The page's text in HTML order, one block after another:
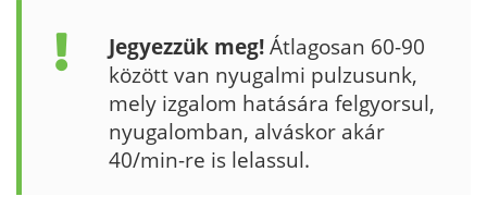
Jegyezzük meg!Átlagosan 60-90
között van nyugalmi pulzusunk,
mely izgalom hatására felgyorsul,
nyugalomban, alváskor akár
40/min-re is lelassul.